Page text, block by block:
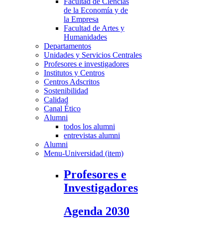
de la Economía y de
la Empresa
Facultad de Artes y
Humanidades
Departamentos
Unidades y Servicios Centrales
Profesores e investigadores
Institutos y Centros
Centros Adscritos
Sostenibilidad
Calidad
Canal Ético
Alumni
todos los alumni
entrevistas alumni
Alumni
Menu-Universidad (item)
Profesores e
Investigadores
Agenda 2030